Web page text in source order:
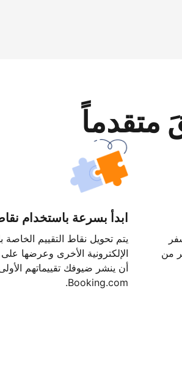
متقدماً
من
ابدأ بسرعة باستخدام
يتم تحويل نقاط التقييم
الإلكترونية الأخرى وعرضها
أن ينشر ضيوفك تقييماتهم
Booking.com.